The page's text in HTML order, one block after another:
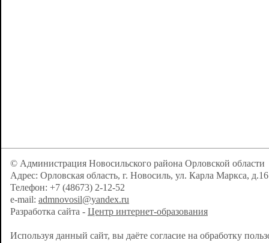
© Администрация Новосильского района Орловской области
Адрес: Орловская область, г. Новосиль, ул. Карла Маркса, д.16
Телефон: +7 (48673) 2-12-52
e-mail: admnovosil@yandex.ru
Разработка сайта - Центр интернет-образования
Используя данный сайт, вы даёте согласие на обработку